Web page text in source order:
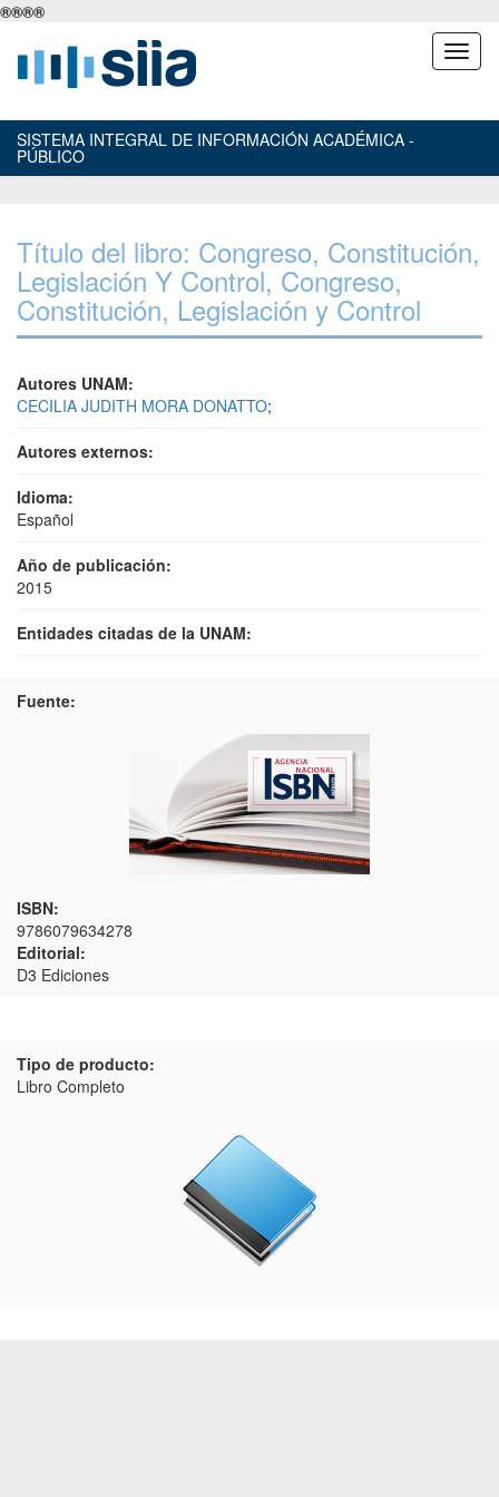
®®®®
SISTEMA INTEGRAL DE INFORMACIÓN ACADÉMICA -
PÚBLICO
Título del libro: Congreso, Constitución,
Legislación Y Control, Congreso,
Constitución, Legislación y Control
Autores UNAM:
CECILIA JUDITH MORA DONATTO;
Autores externos:
Idioma:
Español
Año de publicación:
2015
Entidades citadas de la UNAM:
Fuente:
ISBN:
9786079634278
Editorial:
D3 Ediciones
Tipo de producto:
Libro Completo